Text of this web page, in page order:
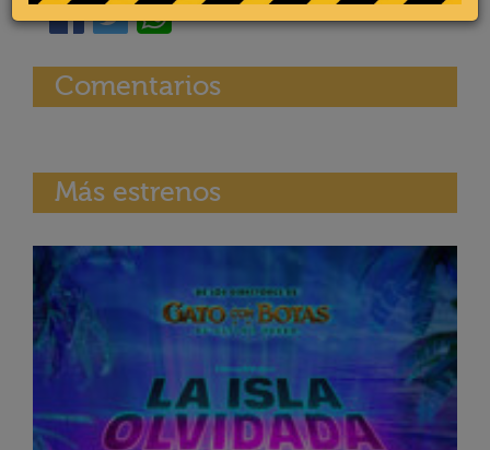
Comentarios
Más estrenos